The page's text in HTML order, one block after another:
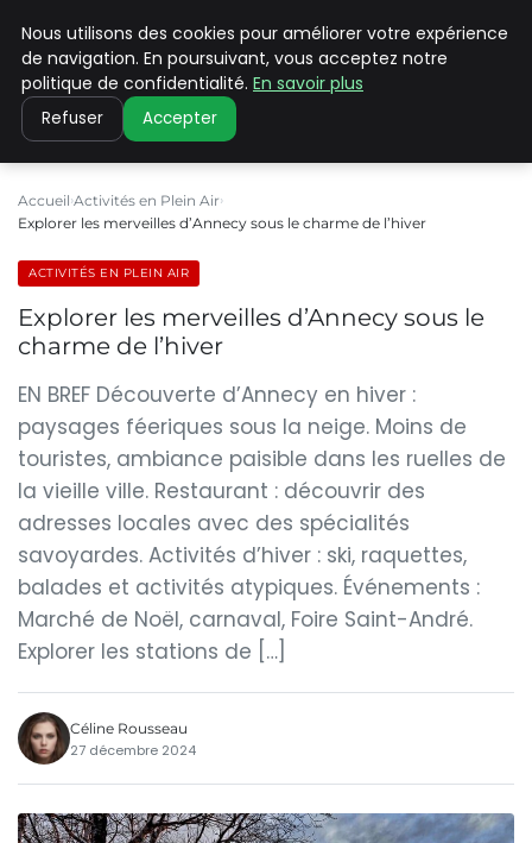
PILAT PATRIMOINES
Accueil Activités en Plein Air
Explorer les merveilles d’Annecy sous le charme de l’hiver
ACTIVITÉS EN PLEIN AIR
Explorer les merveilles d’Annecy sous le
charme de l’hiver
EN BREF Découverte d’Annecy en hiver :
paysages féeriques sous la neige. Moins de
touristes, ambiance paisible dans les ruelles de
la vieille ville. Restaurant : découvrir des
adresses locales avec des spécialités
savoyardes. Activités d’hiver : ski, raquettes,
balades et activités atypiques. Événements :
Marché de Noël, carnaval, Foire Saint-André.
Explorer les stations de […]
Céline Rousseau
27 décembre 2024
Nous utilisons des cookies pour améliorer votre expérience
de navigation. En poursuivant, vous acceptez notre
politique de confidentialité. En savoir plus
Refuser Accepter